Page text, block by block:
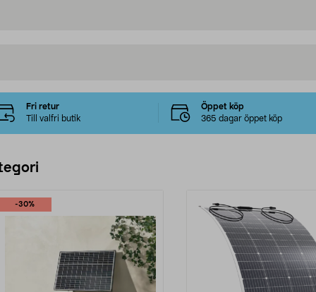
Fri retur
Till valfri butik
Öppet köp
365 dagar öppet köp
-30%